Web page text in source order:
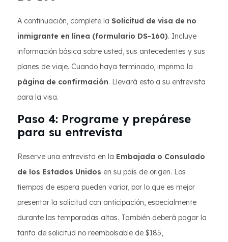
A continuación, complete la Solicitud de visa de no
inmigrante en línea (formulario DS-160). Incluye
información básica sobre usted, sus antecedentes y sus
planes de viaje. Cuando haya terminado, imprima la
página de confirmación. Llevará esto a su entrevista
para la visa.
Paso 4: Programe y prepárese
para su entrevista
Reserve una entrevista en la Embajada o Consulado
de los Estados Unidos en su país de origen. Los
tiempos de espera pueden variar, por lo que es mejor
presentar la solicitud con anticipación, especialmente
durante las temporadas altas. También deberá pagar la
tarifa de solicitud no reembolsable de $185,